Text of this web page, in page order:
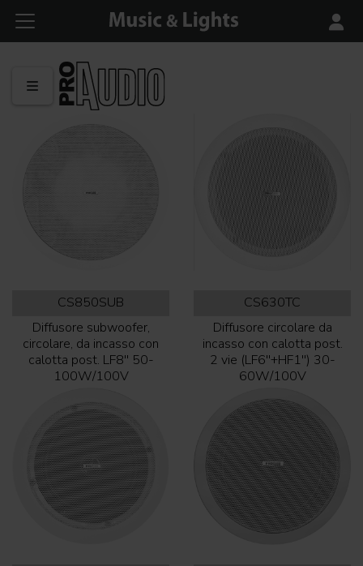
CS850SUB
Diffusore subwoofer,
circolare, da incasso con
calotta post. LF8'' 50-
100W/100V
CS630TC
Diffusore circolare da
incasso con calotta post.
2 vie (LF6''+HF1'') 30-
60W/100V